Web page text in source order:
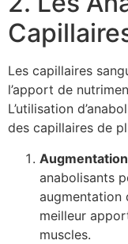
Les capillaires
l’apport de
L’utilisation
des capillaires de
anabolisants
augmentation
meilleur
muscles.